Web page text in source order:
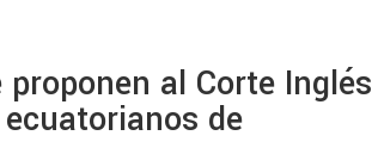
al Corte Inglés
de